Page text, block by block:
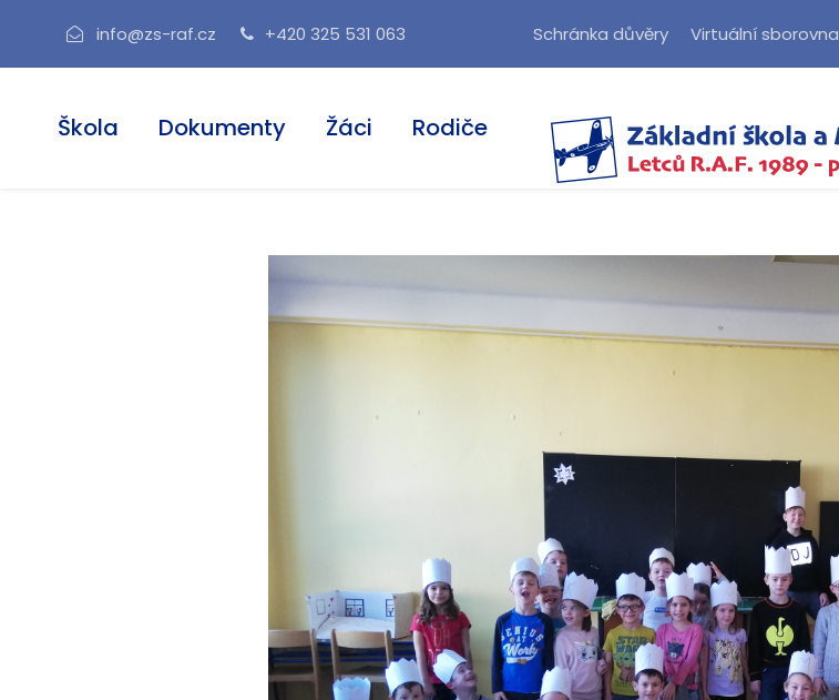
info@zs-raf.cz +420 325 531 063 Schránka důvěry Virtuální sborovna
Škola Dokumenty Žáci Rodiče